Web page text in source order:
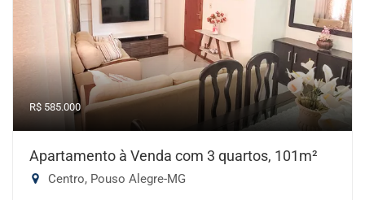
R$ 585.000
Apartamento à Venda com 3 quartos, 101m²
Centro, Pouso Alegre-MG